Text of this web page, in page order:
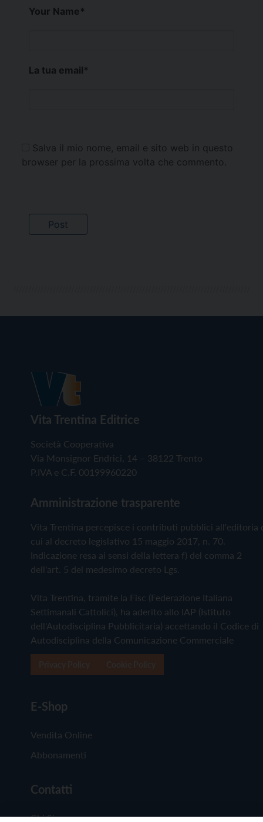
Your Name*
La tua email*
Salva il mio nome, email e sito web in questo
browser per la prossima volta che commento.
Vita Trentina Editrice
Società Cooperativa
Via Monsignor Endrici, 14 – 38122 Trento
P.IVA e C.F. 00199960220
Amministrazione trasparente
Vita Trentina percepisce i contributi pubblici all'editoria
cui al decreto legislativo 15 maggio 2017, n. 70.
Indicazione resa ai sensi della lettera f) del comma 2
dell'art. 5 del medesimo decreto Lgs.
Vita Trentina, tramite la Fisc (Federazione Italiana
Settimanali Cattolici), ha aderito allo IAP (Istituto
dell'Autodisciplina Pubblicitaria) accettando il Codice di
Autodisciplina della Comunicazione Commerciale
E-Shop
Vendita Online
Abbonamenti
Contatti
Chi Siamo